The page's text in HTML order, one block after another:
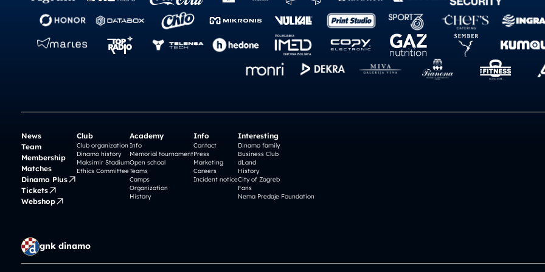
News
Team
Membership
Matches
Dinamo Plus
Tickets
Webshop
Club
Club organization
Dinamo history
Maksimir Stadium
Ethics Committee
Academy
Info
Memorial tournament
Open school
Teams
Camps
Organization
History
Info
Contact
Press
Marketing
Careers
Incident notice
Interesting
Dinamo family
Business Club
dLand
History
City of Zagreb
Fans
Nema Predaje Foundation
gnk dinamo